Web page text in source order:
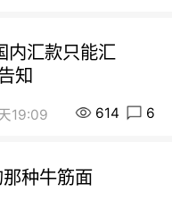
内汇款只能汇
知
19:09 614 6
种牛筋面